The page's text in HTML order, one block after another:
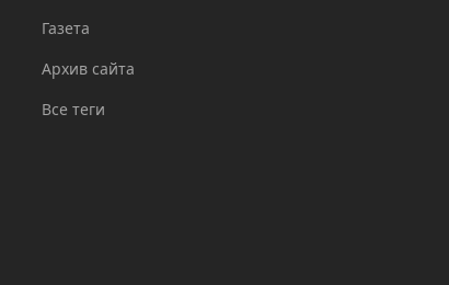
Газета
Архив сайта
Все теги